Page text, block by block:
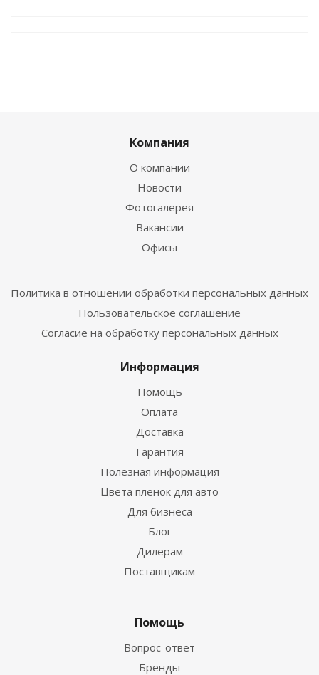
Компания
О компании
Новости
Фотогалерея
Вакансии
Офисы
Политика в отношении обработки персональных данных
Пользовательское соглашение
Согласие на обработку персональных данных
Информация
Помощь
Оплата
Доставка
Гарантия
Полезная информация
Цвета пленок для авто
Для бизнеса
Блог
Дилерам
Поставщикам
Помощь
Вопрос-ответ
Бренды